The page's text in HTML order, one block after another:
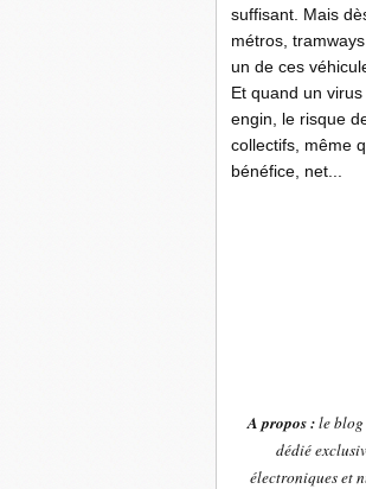
suffisant. Mais
métros,
un de ces
Et quand un
engin, le risque
collectifs, même
bénéfice, net...
A propos :le blog
dédié
électroniques et